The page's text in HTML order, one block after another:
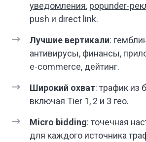
уведомления, popunder-
push и direct link.
Лучшие вертикали:
антивирусы, финансы,
e-commerce, дейтинг.
Широкий охват: трафик из
включая Tier 1, 2 и 3 гео.
Micro bidding: точечная
для каждого источника